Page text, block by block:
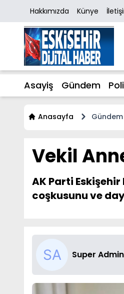
Hakkımızda Künye
Asayiş Gündem
Anasayfa Gündem
Vekil
AK Parti
coşkusunu ve
Super Admin